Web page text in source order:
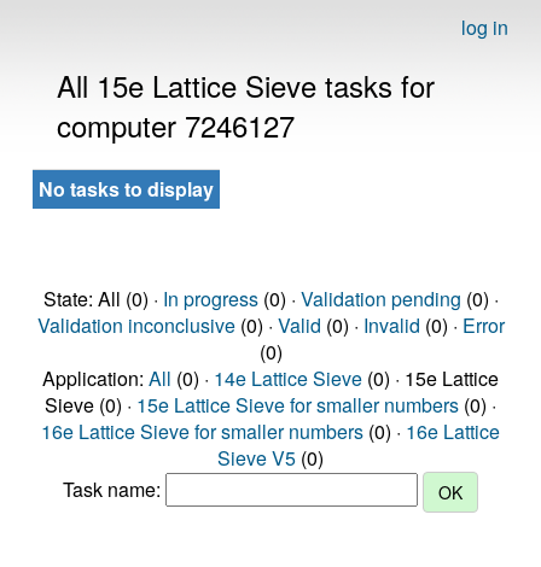
log in
All 15e Lattice Sieve tasks for
computer 7246127
No tasks to display
State: All (0) · In progress(0) · Validation pending (0) ·
Validation inconclusive(0) · Valid (0) · Invalid (0) · Error
(0)
Application: All (0) · 14e Lattice Sieve (0) · 15e Lattice
Sieve (0) · 15e Lattice Sieve for smaller numbers (0) ·
16e Lattice Sieve for smaller numbers (0) · 16e Lattice
Sieve V5 (0)
Task name: